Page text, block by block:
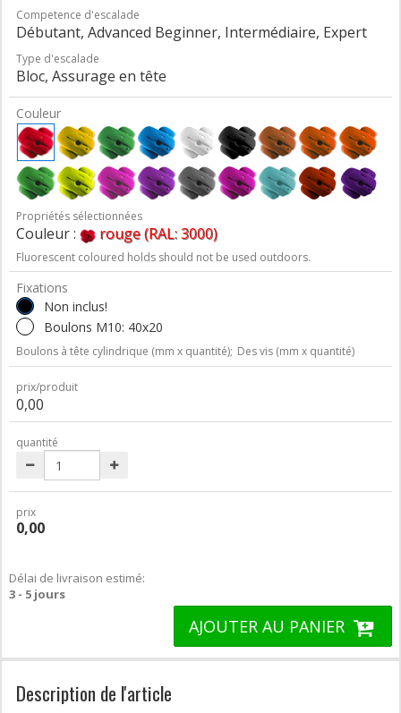
Competence d'escalade
Débutant, Advanced Beginner, Intermédiaire, Expert
Type d'escalade
Bloc, Assurage en tête
Couleur
Propriétés sélectionnées
Couleur : rouge (RAL: 3000)
Fluorescent coloured holds should not be used outdoors.
Fixations
Non inclus!
Boulons M10: 40x20
Boulons à tête cylindrique (mm x quantité); Des vis (mm x quantité)
prix/produit
0,00
quantité
prix
0,00
Délai de livraison estimé:
3 - 5 jours
AJOUTER AU PANIER
Description de l'article